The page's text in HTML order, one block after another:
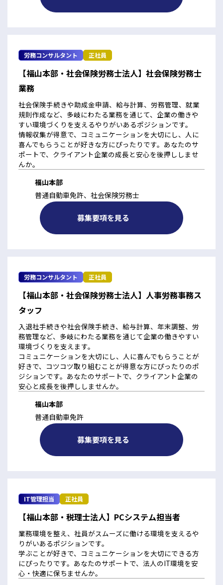
労務コンサルタント 正社員
【福山本部・社会保険労務士法人】社会保険労務士
業務
社会保険手続きや助成金申請、給与計算、労務管理、就業
規則作成など、多岐にわたる業務を通じて、企業の働きや
すい環境づくりを支えるやりがいあるポジションです。
情報収集が得意で、コミュニケーションを大切にし、人に
喜んでもらうことが好きな方にぴったりです。あなたのサ
ポートで、クライアント企業の成長と安心を後押ししませ
んか。
福山本部
普通自動車免許、社会保険労務士
募集要項を見る
労務コンサルタント 正社員
【福山本部・社会保険労務士法人】人事労務事務ス
タッフ
入退社手続きや社会保険手続き、給与計算、年末調整、労
務管理など、多岐にわたる業務を通じて企業の働きやすい
環境づくりを支えます。
コミュニケーションを大切にし、人に喜んでもらうことが
好きで、コツコツ取り組むことが得意な方にぴったりのポ
ジションです。あなたのサポートで、クライアント企業の
安心と成長を後押ししませんか。
福山本部
普通自動車免許
募集要項を見る
IT管理担当 正社員
【福山本部・税理士法人】PCシステム担当者
業務環境を整え、社員がスムーズに働ける環境を支えるや
りがいあるポジションです。
学ぶことが好きで、コミュニケーションを大切にできる方
にぴったりです。あなたのサポートで、法人のIT環境を安
心・快適に保ちませんか。